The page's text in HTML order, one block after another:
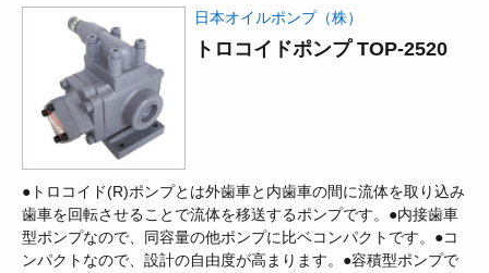
日本オイルポンプ（株）
トロコイドポンプ TOP-2520
●トロコイド(R)ポンプとは外歯車と内歯車の間に流体を取り込み
歯車を回転させることで流体を移送するポンプです。●内接歯車
型ポンプなので、同容量の他ポンプに比ベコンパクトです。●コ
ンパクトなので、設計の自由度が高まります。●容積型ポンプで